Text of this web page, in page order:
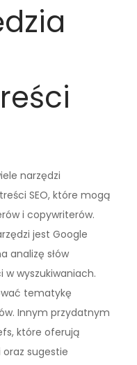
narzędzi
SEO, które mogą
i copywriterów.
jest Google
analizę słów
wyszukiwaniach.
tematykę
Innym przydatnym
które oferują
sugestie